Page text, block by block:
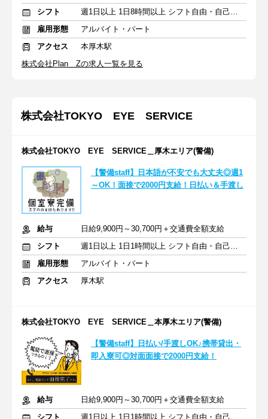
シフト
週1日以上 1日8時間以上 シフト自由・自己申告
雇用形態
アルバイト・パート
アクセス
本厚木駅
株式会社Plan Zの求人一覧を見る
株式会社TOKYO EYE SERVICE
株式会社TOKYO EYE SERVICE＿厚木エリア(警備)
【警備staff】日本語が不安でも大丈夫◎週1
～OK！面接で2000円支給！日払い＆手渡し
給与
日給9,900円～30,700円＋交通費全額支給
シフト
週1日以上 1日1時間以上 シフト自由・自己申告
雇用形態
アルバイト・パート
アクセス
厚木駅
株式会社TOKYO EYE SERVICE＿本厚木エリア(警備)
【警備staff】日払い/手渡しOK♪携帯貸出・
即入寮可◎対面面接で2000円支給！
給与
日給9,900円～30,700円＋交通費全額支給
シフト
週1日以上 1日1時間以上 シフト自由・自己申告